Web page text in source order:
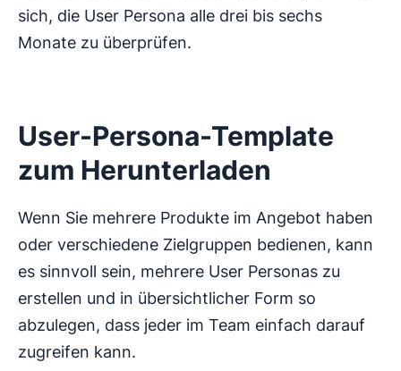
sich, die User Persona alle drei bis sechs
Monate zu überprüfen.
User-Persona-Template
zum Herunterladen
Wenn Sie mehrere Produkte im Angebot haben
oder verschiedene Zielgruppen bedienen, kann
es sinnvoll sein, mehrere User Personas zu
erstellen und in übersichtlicher Form so
abzulegen, dass jeder im Team einfach darauf
zugreifen kann.